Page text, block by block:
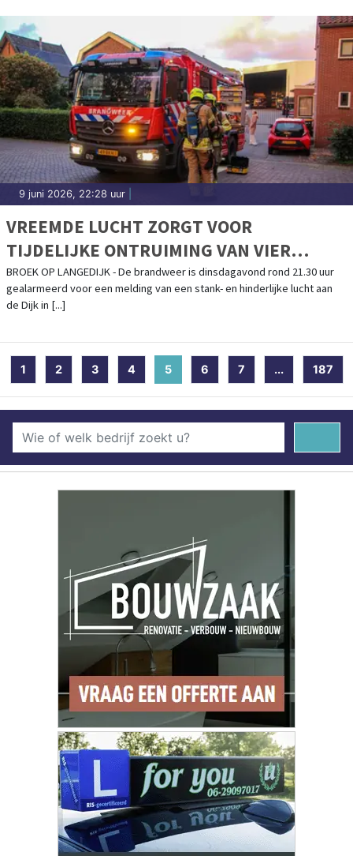
9 juni 2026, 22:28 uur
VREEMDE LUCHT ZORGT VOOR
TIJDELIJKE ONTRUIMING VAN VIER
WONINGEN IN BROEK OP LANGEDIJK
BROEK OP LANGEDIJK - De brandweer is dinsdagavond rond 21.30 uur
gealarmeerd voor een melding van een stank- en hinderlijke lucht aan
de Dijk in [...]
1 2 3 4 5(current)
6 7 ... 187